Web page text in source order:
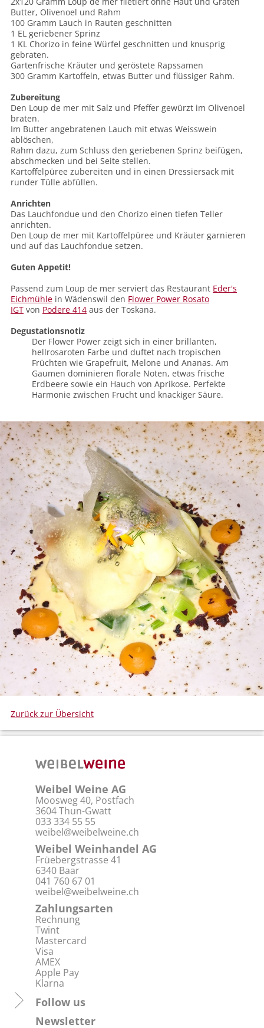
Butter, Olivenoel und Rahm
100 Gramm Lauch in Rauten geschnitten
1 EL geriebener Sprinz
1 KL Chorizo in feine Würfel geschnitten und knusprig
gebraten.
Gartenfrische Kräuter und geröstete Rapssamen
300 Gramm Kartoffeln, etwas Butter und flüssiger Rahm.
Zubereitung
Den Loup de mer mit Salz und Pfeffer gewürzt im Olivenoel
braten.
Im Butter angebratenen Lauch mit etwas Weisswein
ablöschen,
Rahm dazu, zum Schluss den geriebenen Sprinz beifügen,
abschmecken und bei Seite stellen.
Kartoffelpüree zubereiten und in einen Dressiersack mit
runder Tülle abfüllen.
Anrichten
Das Lauchfondue und den Chorizo einen tiefen Teller
anrichten.
Den Loup de mer mit Kartoffelpüree und Kräuter garnieren
und auf das Lauchfondue setzen.
Guten Appetit!
Passend zum Loup de mer serviert das Restaurant Eder's
Eichmühle in Wädenswil den Flower Power Rosato
IGT von Podere 414 aus der Toskana.
Degustationsnotiz
Der Flower Power zeigt sich in einer brillanten,
hellrosaroten Farbe und duftet nach tropischen
Früchten wie Grapefruit, Melone und Ananas. Am
Gaumen dominieren florale Noten, etwas frische
Erdbeere sowie ein Hauch von Aprikose. Perfekte
Harmonie zwischen Frucht und knackiger Säure.
Zurück zur Übersicht
Weibel Weine AG
Moosweg 40, Postfach
3604 Thun-Gwatt
033 334 55 55
weibel@weibelweine.ch
Weibel Weinhandel AG
Früebergstrasse 41
6340 Baar
041 760 67 01
weibel@weibelweine.ch
Zahlungsarten
Rechnung
Twint
Mastercard
Visa
AMEX
Apple Pay
Klarna
Follow us
Newsletter